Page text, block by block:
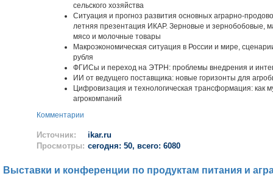
сельского хозяйства
Ситуация и прогноз развития основных аграрно-
летняя презентация ИКАР. Зерновые и зернобобовые,
мясо и молочные товары
Макроэкономическая ситуация в России и мире,
рубля
ФГИСы и переход на ЭТРН: проблемы внедрения и
ИИ от ведущего поставщика: новые горизонты для
Цифровизация и технологическая трансформация: как
агрокомпаний
Комментарии
Источник:
ikar.ru
Просмотры: сегодня: 50, всего: 6080
Выставки и конференции по продуктам питания и